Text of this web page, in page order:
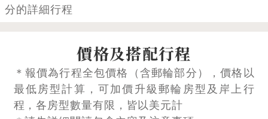
分的詳細行程
價格及搭配行程
＊報價為行程全包價格（含郵輪部分），價格以
最低房型計算，可加價升級郵輪房型及岸上行
程，各房型數量有限，皆以美元計